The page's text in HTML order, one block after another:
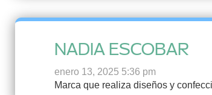
NADIA ESCOBAR
enero 13, 2025 5:36 pm
Marca que realiza diseños y